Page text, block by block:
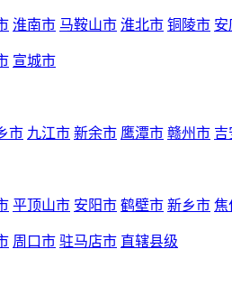
淮南市 马鞍山市 淮北市 铜陵市 安
宣城市
市 九江市 新余市 鹰潭市 赣州市 吉
平顶山市 安阳市 鹤壁市 新乡市 焦
周口市 驻马店市 直辖县级